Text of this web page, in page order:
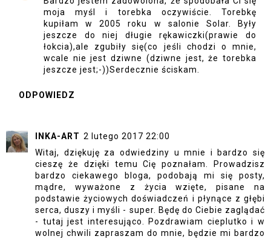
moja myśl i torebka oczywiście. Torebkę
kupiłam w 2005 roku w salonie Solar. Były
jeszcze do niej długie rękawiczki(prawie do
łokcia),ale zgubiły się(co jeśli chodzi o mnie,
wcale nie jest dziwne (dziwne jest, że torebka
jeszcze jest;-))Serdecznie ściskam.
ODPOWIEDZ
INKA-ART 2 lutego 2017 22:00
Witaj, dziękuję za odwiedziny u mnie i bardzo się
cieszę że dzięki temu Cię poznałam. Prowadzisz
bardzo ciekawego bloga, podobają mi się posty,
mądre, wyważone z życia wzięte, pisane na
podstawie życiowych doświadczeń i płynące z głębi
serca, duszy i myśli - super. Będę do Ciebie zaglądać
- tutaj jest interesująco. Pozdrawiam cieplutko i w
wolnej chwili zapraszam do mnie, będzie mi bardzo